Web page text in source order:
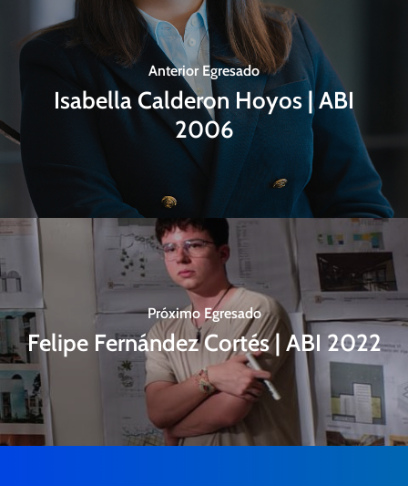
Anterior Egresado
Isabella Calderon Hoyos | ABI
2006
Próximo Egresado
Felipe Fernández Cortés | ABI 2022